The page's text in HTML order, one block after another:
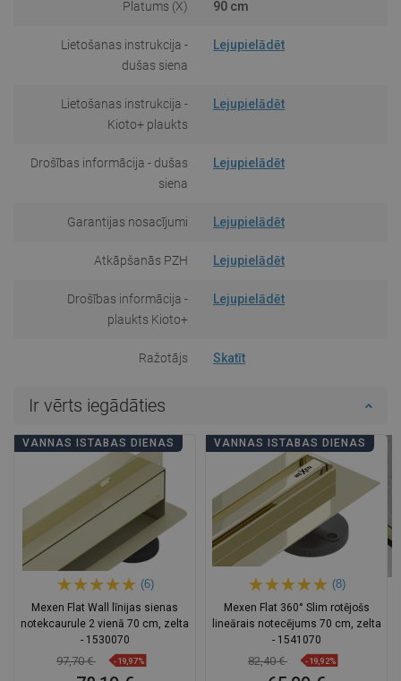
Platums (X) 90 cm
Lietošanas instrukcija -
dušas siena
Lejupielādēt
Lietošanas instrukcija -
Kioto+ plaukts
Lejupielādēt
Drošības informācija - dušas
siena
Lejupielādēt
Garantijas nosacījumi Lejupielādēt
Atkāpšanās PZH Lejupielādēt
Drošības informācija -
plaukts Kioto+
Lejupielādēt
Ražotājs Skatīt
Ir vērts iegādāties
VANNAS ISTABAS DIENAS
(6)
Mexen Flat Wall līnijas sienas
notekcaurule 2 vienā 70 cm, zelta
- 1530070
97,70 € -19,97%
VANNAS ISTABAS DIENAS
(8)
Mexen Flat 360° Slim rotējošs
lineārais notecējums 70 cm, zelta
- 1541070
82,40 € -19,92%